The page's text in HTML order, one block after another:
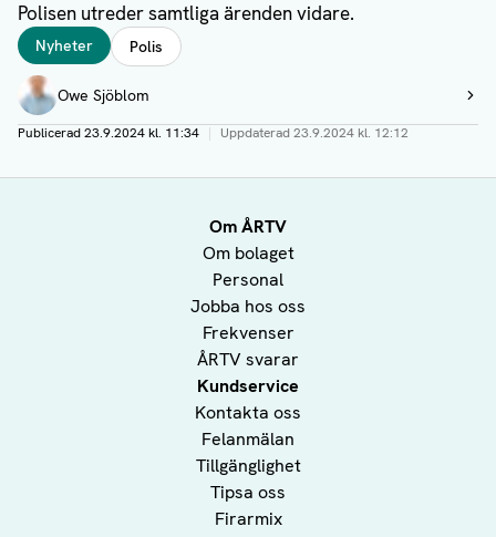
Polisen utreder samtliga ärenden vidare.
Taggar
Nyheter Polis
Författare
Owe Sjöblom
Visa profil
Publicerad23.9.2024 kl. 11:34 | Uppdaterad23.9.2024 kl. 12:12
Om ÅRTV
Om bolaget
Personal
Jobba hos oss
Frekvenser
ÅRTV svarar
Kundservice
Kontakta oss
Felanmälan
Tillgänglighet
Tipsa oss
Firarmix